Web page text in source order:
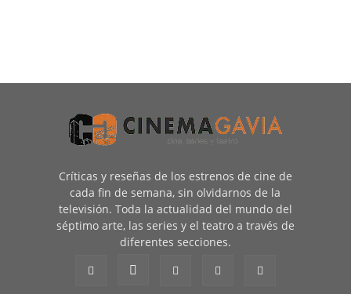
Críticas y reseñas de los estrenos de cine de
cada fin de semana, sin olvidarnos de la
televisión. Toda la actualidad del mundo del
séptimo arte, las series y el teatro a través de
diferentes secciones.